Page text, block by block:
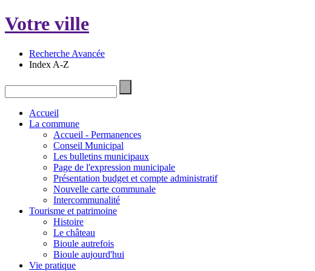
Votre ville
Recherche Avancée
Index A-Z
Accueil
La commune
Accueil - Permanences
Conseil Municipal
Les bulletins municipaux
Page de l'expression municipale
Présentation budget et compte administratif
Nouvelle carte communale
Intercommunalité
Tourisme et patrimoine
Histoire
Le château
Bioule autrefois
Bioule aujourd'hui
Vie pratique